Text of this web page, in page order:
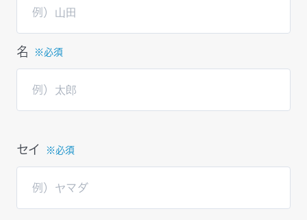
名 ※必須
セイ ※必須